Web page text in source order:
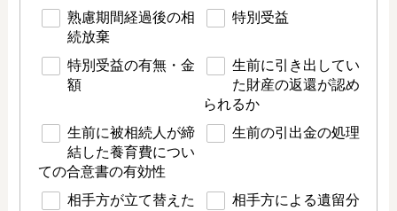
熟慮期間経過後の相
続放棄
特別受益
特別受益の有無・金
額
生前に引き出してい
た財産の返還が認め
られるか
生前に被相続人が締
結した養育費につい
ての合意書の有効性
生前の引出金の処理
相手方が立て替えた
相手方による遺留分